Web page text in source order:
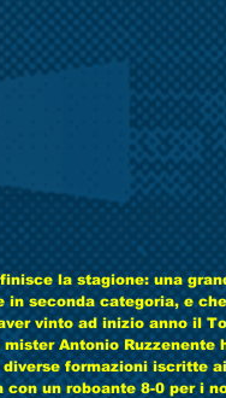
la stagione: una
in seconda categoria, e
vinto ad inizio anno il
mister Antonio
diverse formazioni iscritte
con un roboante 8-0 per i